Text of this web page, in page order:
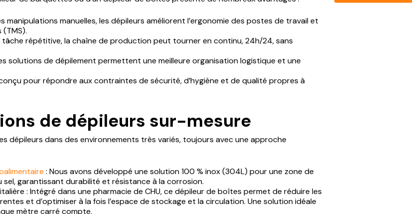
manipulations manuelles, les dépileurs améliorent l’ergonomie des postes de travail et
répétitive, la chaîne de production peut tourner en continu, 24h/24, sans
solutions de dépilement permettent une meilleure organisation logistique et une
pour répondre aux contraintes de sécurité, d’hygiène et de qualité propres à
de dépileurs sur-mesure
dépileurs dans des environnements très variés, toujours avec une approche
: Nous avons développé une solution 100 % inox (304L) pour une zone de
garantissant durabilité et résistance à la corrosion.
: Intégré dans une pharmacie de CHU, ce dépileur de boîtes permet de réduire les
et d’optimiser à la fois l’espace de stockage et la circulation. Une solution idéale
mètre carré compte.